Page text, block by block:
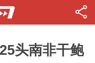
头南非干鲍